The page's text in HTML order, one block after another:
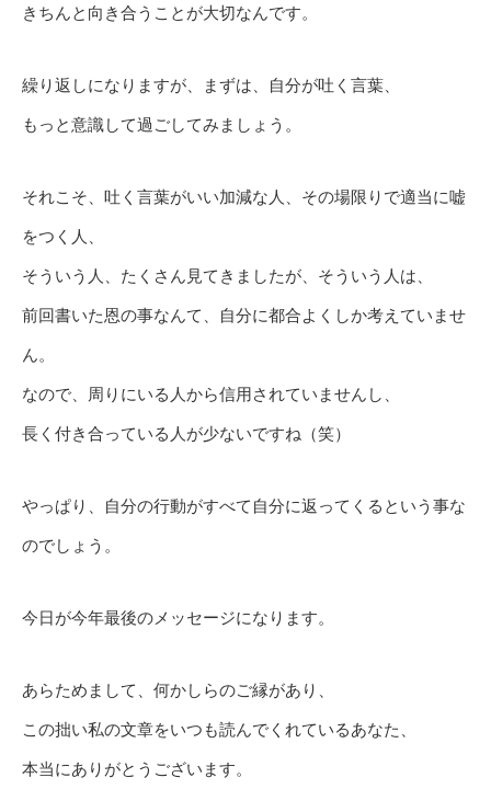
きちんと向き合うことが大切なんです。
繰り返しになりますが、まずは、自分が吐く言葉、
もっと意識して過ごしてみましょう。
それこそ、吐く言葉がいい加減な人、その場限りで適当に嘘
をつく人、
そういう人、たくさん見てきましたが、そういう人は、
前回書いた恩の事なんて、自分に都合よくしか考えていませ
ん。
なので、周りにいる人から信用されていませんし、
長く付き合っている人が少ないですね（笑）
やっぱり、自分の行動がすべて自分に返ってくるという事な
のでしょう。
今日が今年最後のメッセージになります。
あらためまして、何かしらのご縁があり、
この拙い私の文章をいつも読んでくれているあなた、
本当にありがとうございます。